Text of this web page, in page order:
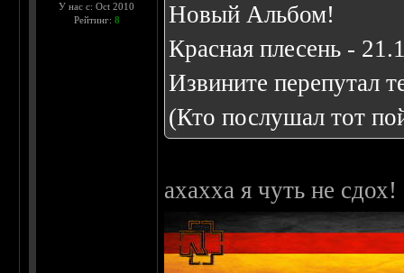
У нас с: Oct 2010
Рейтинг: 8
Новый Альбом!
Красная плесень -
Извините перепутал
(Кто послушал тот
ахахха я чуть не